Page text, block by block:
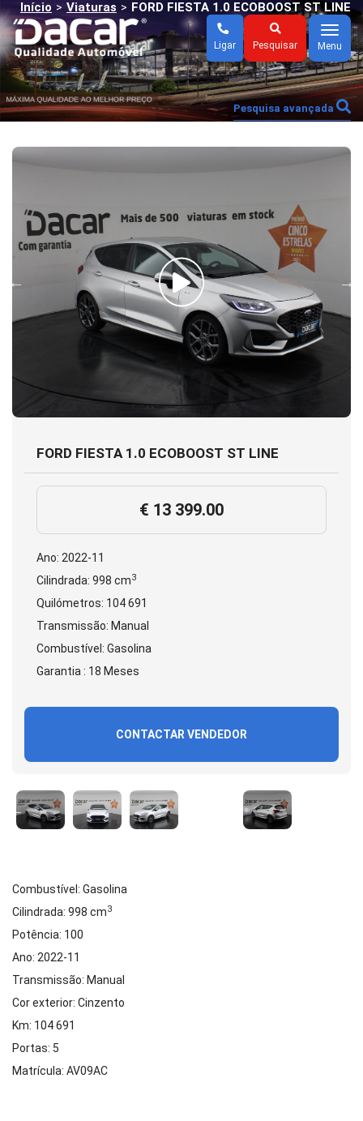
Pesquisar
Ligar
Menu
Menu
Início > Viaturas > FORD FIESTA 1.0 ECOBOOST ST LINE
Pesquisa avançada
FORD FIESTA 1.0 ECOBOOST ST LINE
€ 13 399.00
Ano: 2022-11
Cilindrada: 998 cm3
Quilómetros: 104 691
Transmissão: Manual
Combustível: Gasolina
Garantia : 18 Meses
CONTACTAR VENDEDOR
Combustível: Gasolina
Cilindrada: 998 cm3
Potência: 100
Ano: 2022-11
Transmissão: Manual
Cor exterior: Cinzento
Km: 104 691
Portas: 5
Matrícula: AV09AC